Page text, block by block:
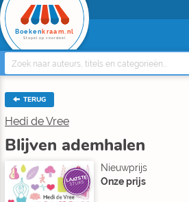
Boeken kraam.nl
Stapel op voordeel
TERUG
Hedi de Vree
Blijven ademhalen
LAATSTE
STUKS
Nieuwprijs
Onze prijs